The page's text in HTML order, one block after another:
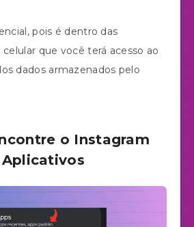
pois é dentro das
que você terá acesso ao
dados armazenados pelo
o Instagram